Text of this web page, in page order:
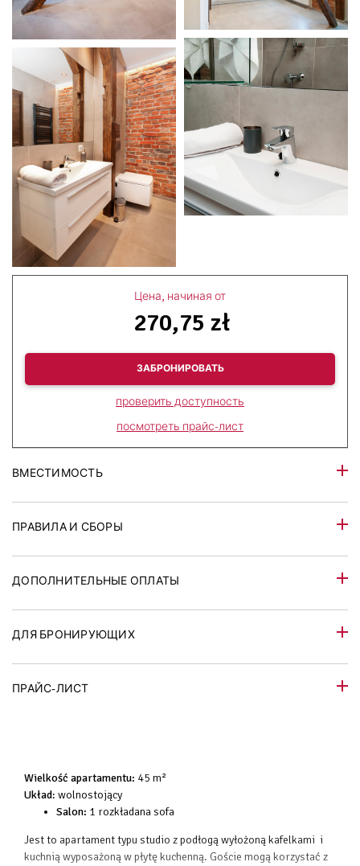
Цена, начиная от
270,75 zł
ЗАБРОНИРОВАТЬ
проверить доступность
посмотреть прайс-лист
ВМЕСТИМОСТЬ
ПРАВИЛА И СБОРЫ
ДОПОЛНИТЕЛЬНЫЕ ОПЛАТЫ
ДЛЯ БРОНИРУЮЩИХ
ПРАЙС-ЛИСТ
Wielkość apartamentu: 45 m²
Układ: wolnostojący
Salon: 1 rozkładana sofa
Jest to apartament typu studio z podłogą wyłożoną kafelkami i
kuchnią wyposażoną w płytę kuchenną. Goście mogą korzystać z